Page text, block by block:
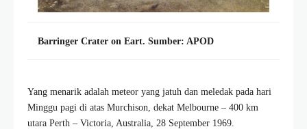
Barringer Crater on Eart. Sumber: APOD
Yang menarik adalah meteor yang jatuh dan meledak pada hari
Minggu pagi di atas Murchison, dekat Melbourne – 400 km
utara Perth – Victoria, Australia, 28 September 1969.